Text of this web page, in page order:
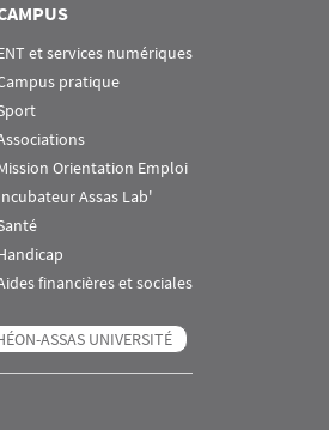
et services numériques
pratique
Orientation Emploi
Assas Lab'
financières et sociales
ASSAS UNIVERSITÉ